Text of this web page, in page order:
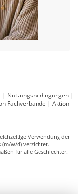
| Nutzungsbedingungen |
Fachverbände | Aktion
Verwendung der
w/d) verzichtet.
für alle Geschlechter.